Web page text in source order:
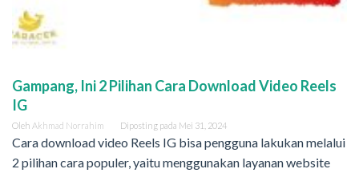
Gampang, Ini 2 Pilihan Cara Download Video Reels
IG
Oleh Akhmad Norrahim Diposting pada Mei 31, 2024
Cara download video Reels IG bisa pengguna lakukan melalui
2 pilihan cara populer, yaitu menggunakan layanan website